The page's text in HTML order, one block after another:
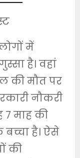
में
है। वहां
की मौत पर
नौकरी
7 माह की
है। ऐसे
की